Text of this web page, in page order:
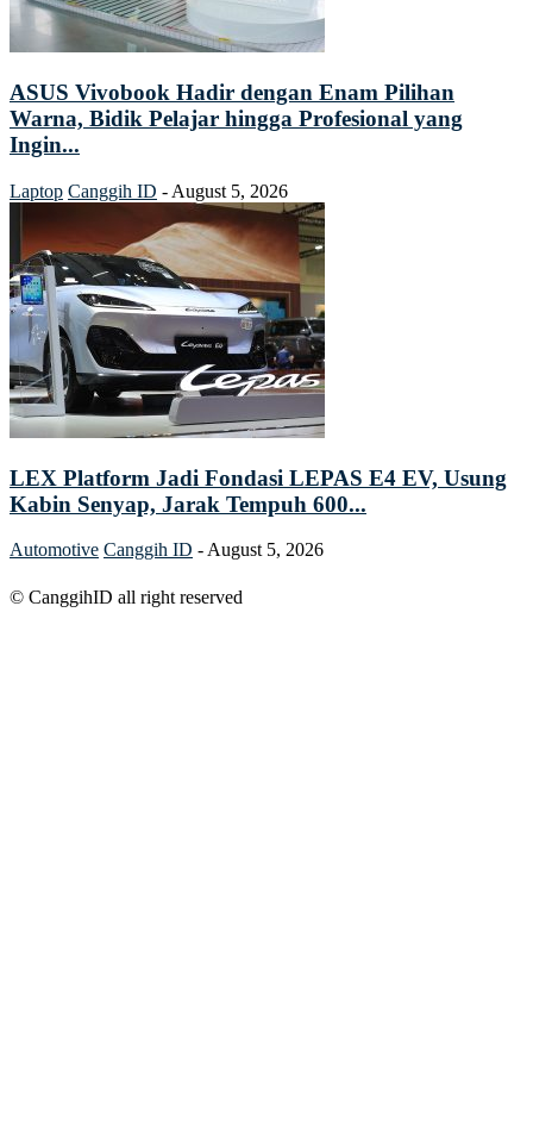
ASUS Vivobook Hadir dengan Enam Pilihan
Warna, Bidik Pelajar hingga Profesional yang
Ingin...
Laptop Canggih ID - August 5, 2026
LEX Platform Jadi Fondasi LEPAS E4 EV, Usung
Kabin Senyap, Jarak Tempuh 600...
Automotive Canggih ID - August 5, 2026
© CanggihID all right reserved